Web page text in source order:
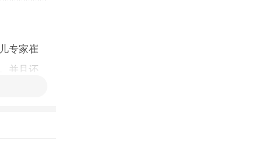
专家崔
并且还
响，等